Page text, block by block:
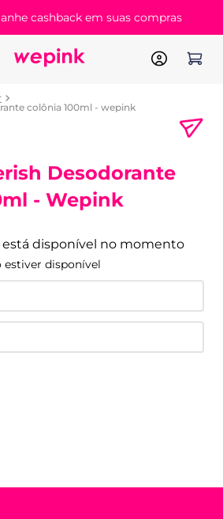
cashback em suas compras
colônia 100ml - wepink
Desodorante
- Wepink
disponível no momento
estiver disponível